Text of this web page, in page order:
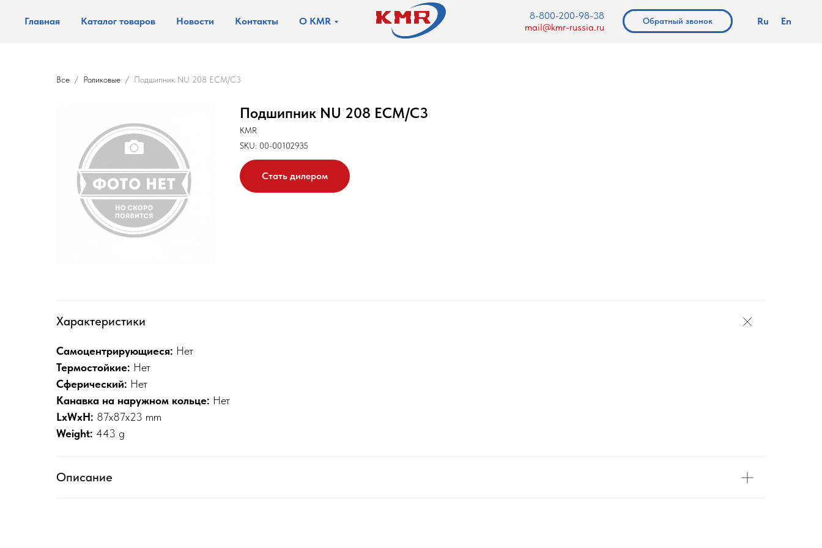
Главная Каталог товаров Новости Контакты О KMR
8-800-200-98-38
mail@kmr-russia.ru
Обратный звонок Ru En
Все Роликовые Подшипник NU 208 ECM/C3
Подшипник NU 208 ECM/C3
KMR
SKU: 00-00102935
Стать дилером
Характеристики
Самоцентрирующиеся: Нет
Термостойкие: Нет
Сферический: Нет
Канавка на наружном кольце: Нет
LxWxH: 87x87x23 mm
Weight: 443 g
Описание